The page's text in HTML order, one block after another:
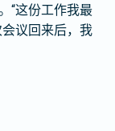
“这份工作我最
议回来后，我